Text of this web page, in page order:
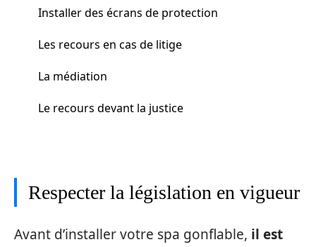
Installer des écrans de protection
Les recours en cas de litige
La médiation
Le recours devant la justice
Respecter la législation en vigueur
Avant d’installer votre spa gonflable, il est